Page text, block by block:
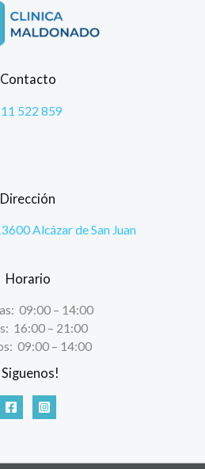
Contacto
522 859
Dirección
Alcázar de San Juan
Horario
09:00 – 14:00
16:00 – 21:00
09:00 – 14:00